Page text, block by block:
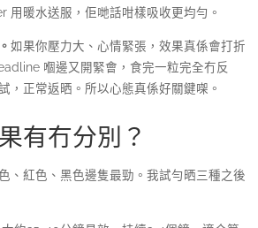
用暖水送服，佢哋話咁樣吸收更均勻。
如果你壓力大、心情緊張，效果真係會打折
嗰邊又開緊會，食完一粒完全冇反
，正常返晒。所以心態真係好關鍵㗎。
有冇分別？
、紅色、黑色邊隻最勁。我試勻晒三種之後